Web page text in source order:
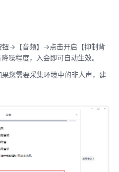
钮->【音频】->点击开启【抑制背
噪程度，入会即可自动生效。
您需要采集环境中的非人声，建